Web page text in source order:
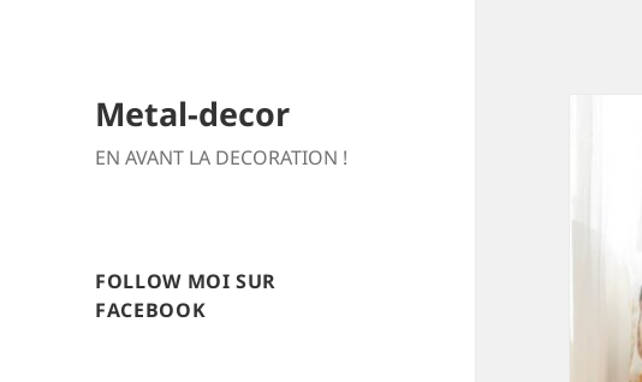
Metal-decor
EN AVANT LA DECORATION !
FOLLOW MOI SUR
FACEBOOK